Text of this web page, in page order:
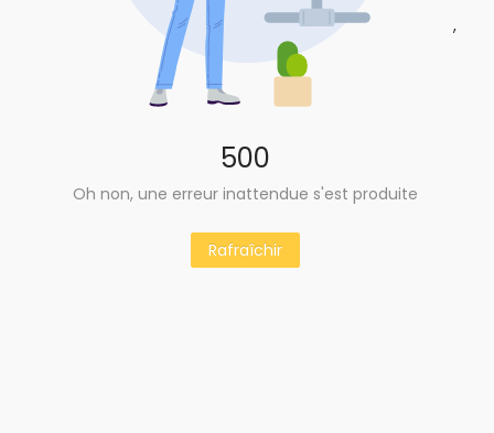
500
Oh non, une erreur inattendue s'est produite
Rafraîchir
,